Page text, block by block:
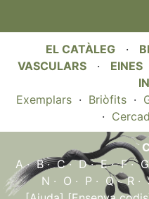
EL CATÀLEG ·
VASCULARS · EINES
Exemplars· Briòfits·
·
A·B·C·D·E·F·G
N · O · P · Q·R ·